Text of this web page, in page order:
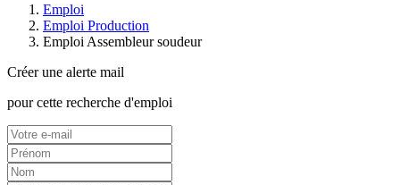
Emploi
Emploi Production
Emploi Assembleur soudeur
Créer une alerte mail
pour cette recherche d'emploi